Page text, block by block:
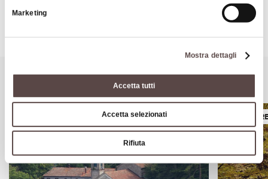
Marketing
Mostra dettagli
Accetta tutti
Accetta selezionati
Rifiuta
Il Santuario di Boccadirio è una delle tappe della
importanti santuari mariani dell'Appennino
COME ARRIVARE
Potrebbe interessarti anche
EDIFICI